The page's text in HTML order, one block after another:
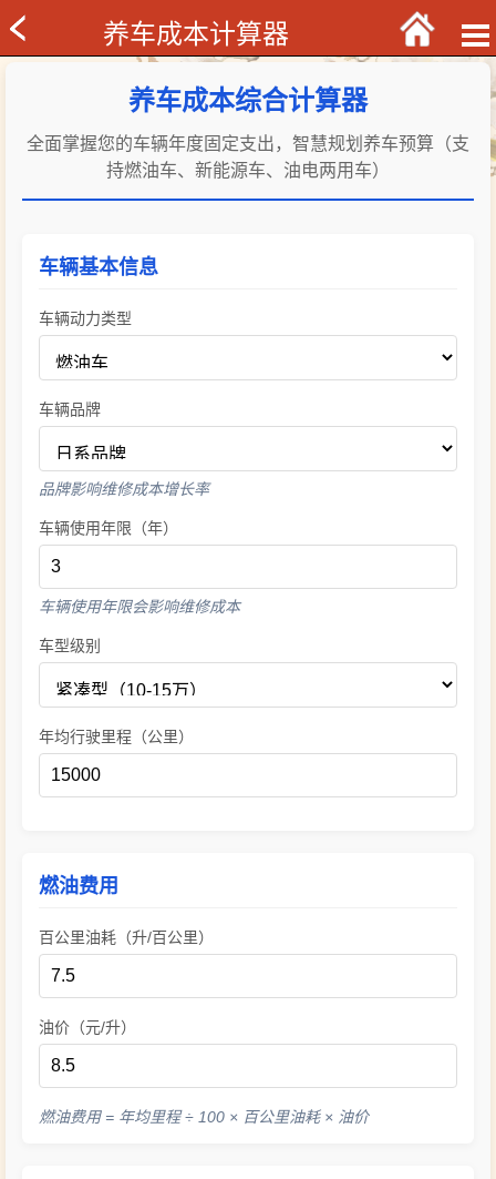
养车成本计算器
养车成本综合计算器
全面掌握您的车辆年度固定支出，智慧规划养车预算（支
持燃油车、新能源车、油电两用车）
车辆基本信息
车辆动力类型
车辆品牌
品牌影响维修成本增长率
车辆使用年限（年）
车辆使用年限会影响维修成本
车型级别
年均行驶里程（公里）
燃油费用
百公里油耗（升/百公里）
油价（元/升）
燃油费用 = 年均里程 ÷ 100 × 百公里油耗 × 油价